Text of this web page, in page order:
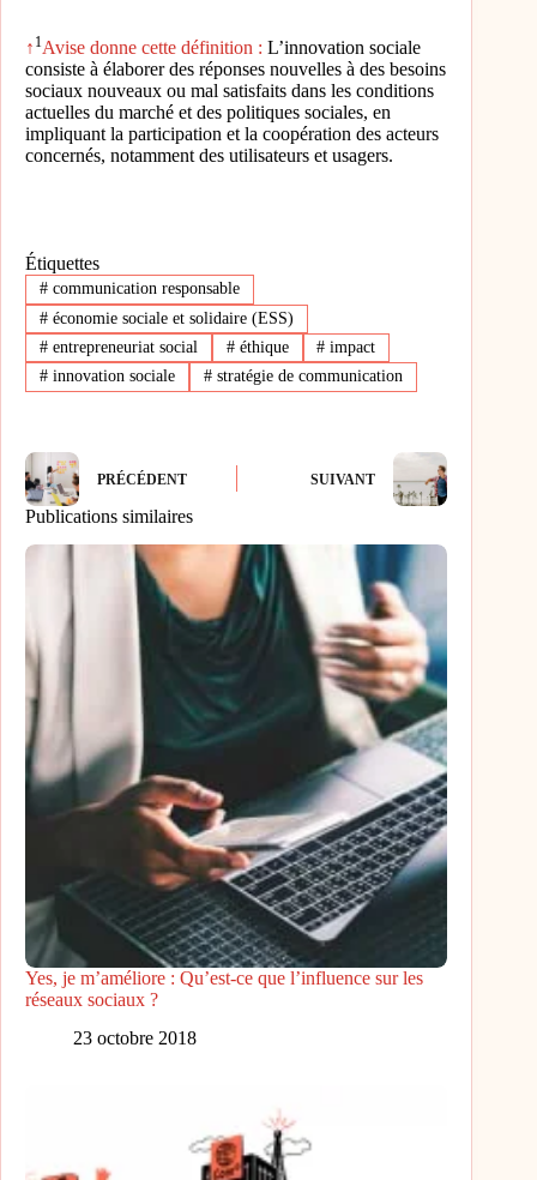
↑ 1Avise donne cette définition : L’innovation sociale
consiste à élaborer des réponses nouvelles à des besoins
sociaux nouveaux ou mal satisfaits dans les conditions
actuelles du marché et des politiques sociales, en
impliquant la participation et la coopération des acteurs
concernés, notamment des utilisateurs et usagers.
Étiquettes
#communication responsable
#économie sociale et solidaire (ESS)
#entrepreneuriat social #éthique # impact
#innovation sociale #stratégie de communication
PRÉCÉDENT SUIVANT
Publications similaires
Yes, je m’améliore : Qu’est-ce que l’influence sur les
réseaux sociaux ?
23 octobre 2018